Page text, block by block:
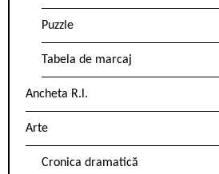
Puzzle
Tabela de marcaj
Ancheta R.l.
Arte
Cronica dramatică